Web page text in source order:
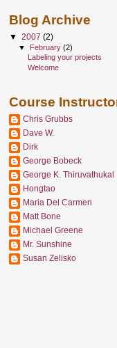
Blog Archive
▼ 2007 (2)
▼ February(2)
Labeling your projects
Welcome
Course
Chris Grubbs
Dave W.
Dirk
George Bobeck
George K. Thiruvathukal
Hongtao
Maria Del Carmen
Matt Bone
Michael Greene
Mr. Sunshine
Susan Zelisko